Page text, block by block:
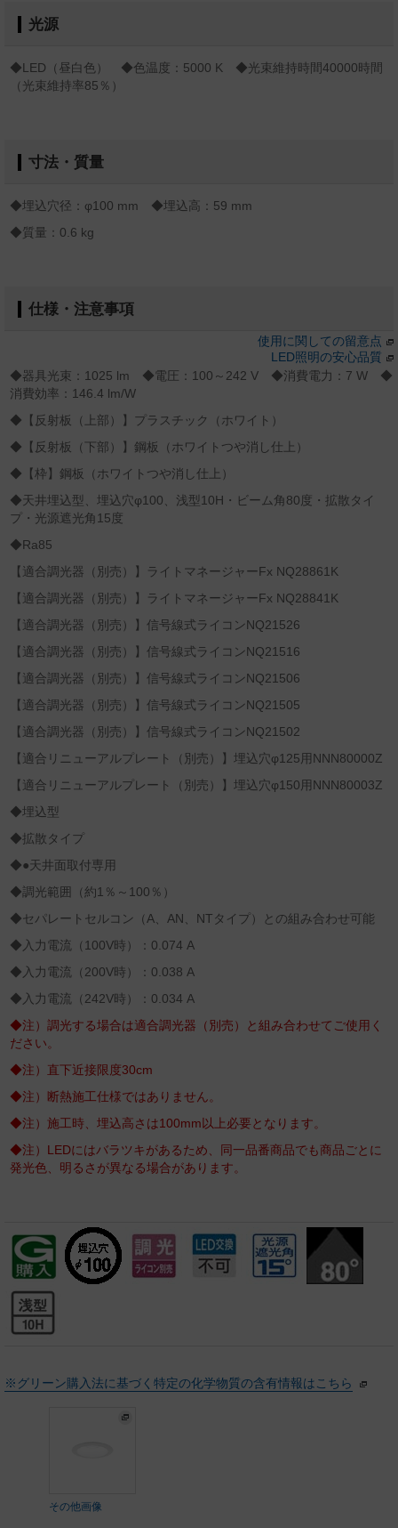
光源
◆LED（昼白色） ◆色温度：5000 K ◆光束維持時間40000時間
（光束維持率85％）
寸法・質量
◆埋込穴径：φ100 mm ◆埋込高：59 mm
◆質量：0.6 kg
仕様・注意事項
使用に関しての留意点
LED照明の安心品質
◆器具光束：1025 lm ◆電圧：100～242 V ◆消費電力：7 W ◆
消費効率：146.4 lm/W
◆【反射板（上部）】プラスチック（ホワイト）
◆【反射板（下部）】鋼板（ホワイトつや消し仕上）
◆【枠】鋼板（ホワイトつや消し仕上）
◆天井埋込型、埋込穴φ100、浅型10H・ビーム角80度・拡散タイ
プ・光源遮光角15度
◆Ra85
【適合調光器（別売）】ライトマネージャーFx NQ28861K
【適合調光器（別売）】ライトマネージャーFx NQ28841K
【適合調光器（別売）】信号線式ライコンNQ21526
【適合調光器（別売）】信号線式ライコンNQ21516
【適合調光器（別売）】信号線式ライコンNQ21506
【適合調光器（別売）】信号線式ライコンNQ21505
【適合調光器（別売）】信号線式ライコンNQ21502
【適合リニューアルプレート（別売）】埋込穴φ125用NNN80000Z
【適合リニューアルプレート（別売）】埋込穴φ150用NNN80003Z
◆埋込型
◆拡散タイプ
◆●天井面取付専用
◆調光範囲（約1％～100％）
◆セパレートセルコン（A、AN、NTタイプ）との組み合わせ可能
◆入力電流（100V時）：0.074 A
◆入力電流（200V時）：0.038 A
◆入力電流（242V時）：0.034 A
◆注）調光する場合は適合調光器（別売）と組み合わせてご使用く
ださい。
◆注）直下近接限度30cm
◆注）断熱施工仕様ではありません。
◆注）施工時、埋込高さは100mm以上必要となります。
◆注）LEDにはバラツキがあるため、同一品番商品でも商品ごとに
発光色、明るさが異なる場合があります。
※グリーン購入法に基づく特定の化学物質の含有情報はこちら
その他画像